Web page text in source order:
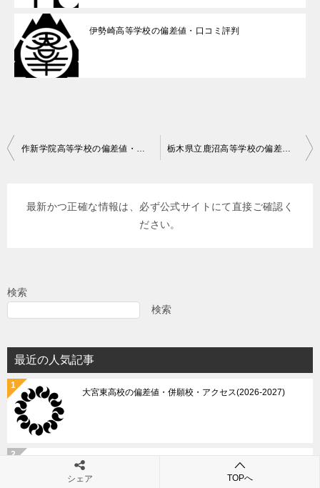
伊勢崎高等学校の偏差値・口コミ評判
投
ョ
作新学院高等学校の偏差値・口コミ評判 栃木県立鹿沼高等学校の偏差値・口コミ評判
最新かつ正確な情報は、必ず公式サイトにて直接ご確認く
ださい。
検索
検索
最近の人気記事
大宮東高校の偏差値・併願校・アクセス(2026-2027)
利尻高等学校の偏差値・口コミ評判
シェア
TOPへ